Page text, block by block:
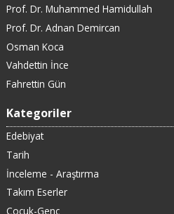
Prof. Dr. Muhammed Hamidullah
Prof. Dr. Adnan Demircan
Osman Koca
Vahdettin İnce
Fahrettin Gün
Kategoriler
Edebiyat
Tarih
İnceleme - Araştırma
Takım Eserler
Çocuk-Genç